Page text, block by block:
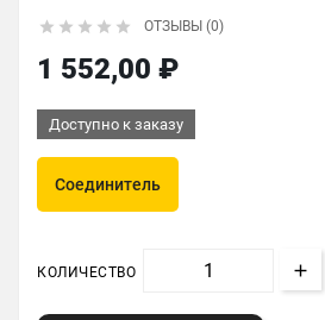
     ОТЗЫВЫ (0)
1 552,00 ₽
Доступно к заказу
Соединитель
КОЛИЧЕСТВО